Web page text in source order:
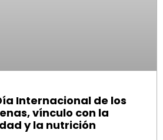
Internacional de los
vínculo con la
y la nutrición